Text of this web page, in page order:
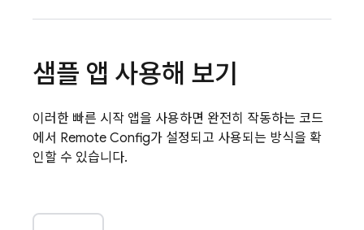
샘플 앱 사용해 보기
이러한 빠른 시작 앱을 사용하면 완전히 작동하는 코드
에서 Remote Config가 설정되고 사용되는 방식을 확
인할 수 있습니다.